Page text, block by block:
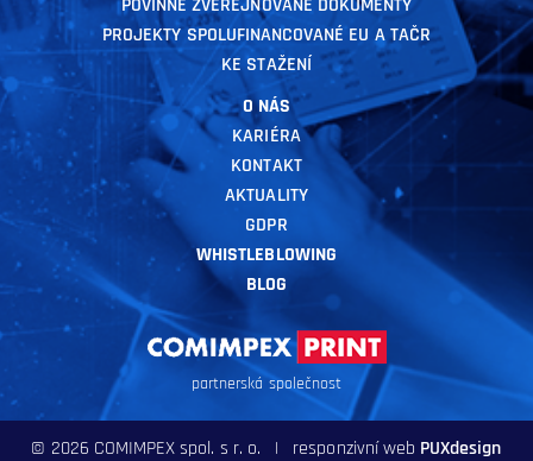
POVINNĚ ZVEŘEJŇOVANÉ DOKUMENTY
PROJEKTY SPOLUFINANCOVANÉ EU A TAČR
KE STAŽENÍ
O NÁS
KARIÉRA
KONTAKT
AKTUALITY
GDPR
WHISTLEBLOWING
BLOG
partnerská společnost
© 2026 COMIMPEX spol. s r. o. | responzivní web PUXdesign